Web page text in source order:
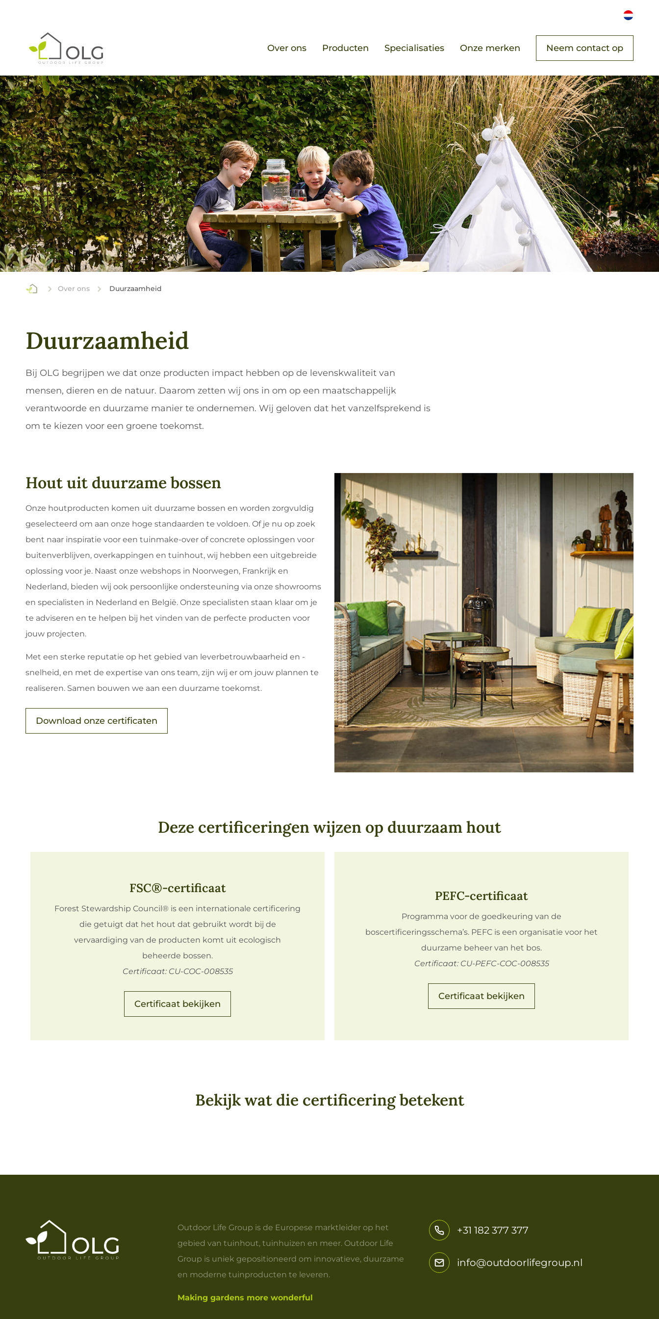
Over ons Producten Specialisaties Onze merken Neem contact op
Over ons Duurzaamheid
Duurzaamheid
Bij OLG begrijpen we dat onze producten impact hebben op de levenskwaliteit van
mensen, dieren en de natuur. Daarom zetten wij ons in om op een maatschappelijk
verantwoorde en duurzame manier te ondernemen. Wij geloven dat het vanzelfsprekend is
om te kiezen voor een groene toekomst.
Hout uit duurzame bossen
Onze houtproducten komen uit duurzame bossen en worden zorgvuldig
geselecteerd om aan onze hoge standaarden te voldoen. Of je nu op zoek
bent naar inspiratie voor een tuinmake-over of concrete oplossingen voor
buitenverblijven, overkappingen en tuinhout, wij hebben een uitgebreide
oplossing voor je. Naast onze webshops in Noorwegen, Frankrijk en
Nederland, bieden wij ook persoonlijke ondersteuning via onze showrooms
en specialisten in Nederland en België. Onze specialisten staan klaar om je
te adviseren en te helpen bij het vinden van de perfecte producten voor
jouw projecten.
Met een sterke reputatie op het gebied van leverbetrouwbaarheid en -
snelheid, en met de expertise van ons team, zijn wij er om jouw plannen te
realiseren. Samen bouwen we aan een duurzame toekomst.
Download onze certificaten
Deze certificeringen wijzen op duurzaam hout
FSC®-certificaat
Forest Stewardship Council® is een internationale certificering
die getuigt dat het hout dat gebruikt wordt bij de
vervaardiging van de producten komt uit ecologisch
beheerde bossen.
Certificaat: CU-COC-008535
Certificaat bekijken
PEFC-certificaat
Programma voor de goedkeuring van de
boscertificeringsschema’s. PEFC is een organisatie voor het
duurzame beheer van het bos.
Certificaat: CU-PEFC-COC-008535
Certificaat bekijken
Bekijk wat die certificering betekent
Outdoor Life Group is de Europese marktleider op het
gebied van tuinhout, tuinhuizen en meer. Outdoor Life
Group is uniek gepositioneerd om innovatieve, duurzame
en moderne tuinproducten te leveren.
Making gardens more wonderful
+31 182 377 377
info@outdoorlifegroup.nl